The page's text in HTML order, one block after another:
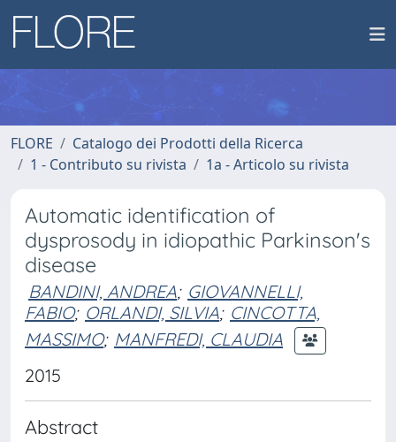
FLORE
Catalogo dei Prodotti della Ricerca
1 - Contributo su rivista
1a - Articolo su rivista
Automatic identification of
dysprosody in idiopathic Parkinson's
disease
BANDINI, ANDREA; GIOVANNELLI,
FABIO; ORLANDI, SILVIA; CINCOTTA,
MASSIMO; MANFREDI, CLAUDIA
2015
Abstract